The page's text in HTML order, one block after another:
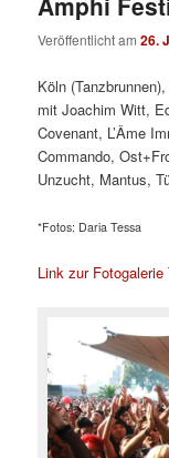
Veröffentlicht am26.
Köln
mit Joachim Witt,
Covenant, L’Âme
Commando,
Unzucht, Mantus,
*Fotos: Daria Tessa
Link zur Fotogalerie